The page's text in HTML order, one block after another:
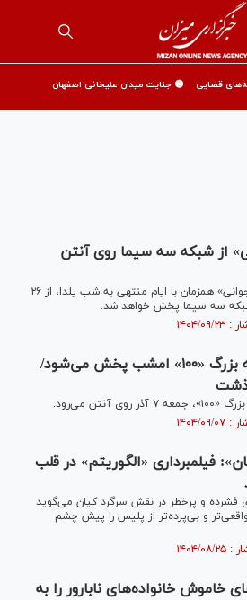
قضایی 🟡 جنایت میدان علیخانی اصفهان
از شبکه سه سیما روی آنتن
ویژه‌برنامه تلویزیونی «یلدای جوانی» همزمان با ایام منتهی به شب یلدا، از ۲۶
فینال فصل دوم مسابقه بزرگ «۱۰۰» امشب پخش می‌شود/
می‌رود.
فیلمبرداری «الگوریتم» در قلب
فشرده و پرخطر در نقش سرگرد کیان می‌گوید
و بی‌پرده‌تر از پلیس را پیش چشم
خاموش خانواده‌های نابارور را به